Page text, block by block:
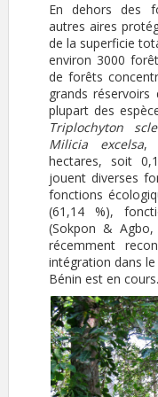
En dehors des
autres aires
de la superficie
environ 3000
de forêts
grands réservoirs
plupart des
Triplochyton
Milicia excelsa,
hectares, soit
jouent diverses
fonctions
(61,14 %),
(Sokpon &
récemment
intégration dans
Bénin est en cours.